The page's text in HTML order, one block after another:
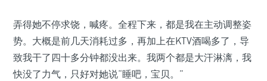
弄得她不停求饶，喊疼。全程下来，都是我在主动调整姿
势。大概是前几天消耗过多，再加上在KTV酒喝多了，导
致我干了四十多分钟都没出来。我两个都是大汗淋漓，我
快没了力气，只好对她说“睡吧，宝贝。”